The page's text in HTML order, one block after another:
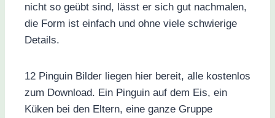
nicht so geübt sind, lässt er sich gut nachmalen,
die Form ist einfach und ohne viele schwierige
Details.
12 Pinguin Bilder liegen hier bereit, alle kostenlos
zum Download. Ein Pinguin auf dem Eis, ein
Küken bei den Eltern, eine ganze Gruppe